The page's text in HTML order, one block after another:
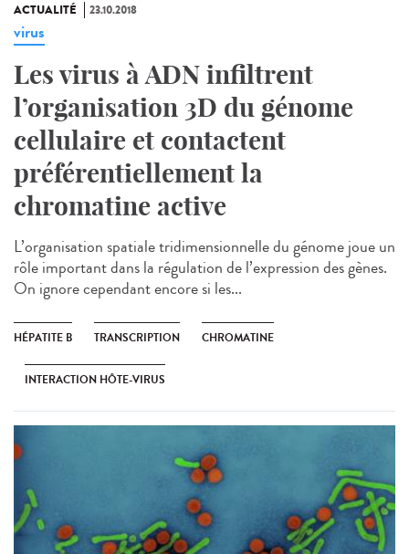
ACTUALITÉ 23.10.2018
virus
Les virus à ADN infiltrent
l’organisation 3D du génome
cellulaire et contactent
préférentiellement la
chromatine active
L’organisation spatiale tridimensionnelle du génome joue un
rôle important dans la régulation de l’expression des gènes.
On ignore cependant encore si les...
HÉPATITE B TRANSCRIPTION CHROMATINE
INTERACTION HÔTE-VIRUS